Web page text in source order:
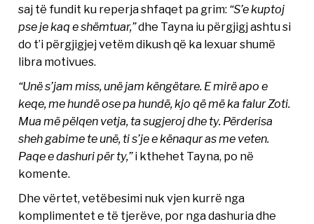
saj të fundit ku reperja shfaqet pa grim: “S’e kuptoj
pse je kaq e shëmtuar,”dhe Tayna iu përgjigj ashtu si
do t’i përgjigjej vetëm dikush që ka lexuar shumë
libra motivues.
“Unë s’jam miss, unë jam këngëtare. E mirë apo e
keqe, me hundë ose pa hundë, kjo që më ka falur Zoti.
Mua më pëlqen vetja, ta sugjeroj dhe ty. Përderisa
sheh gabime te unë, ti s’je e kënaqur as me veten.
Paqe e dashuri për ty,”i kthehet Tayna, po në
komente.
Dhe vërtet, vetëbesimi nuk vjen kurrë nga
komplimentet e të tjerëve, por nga dashuria dhe